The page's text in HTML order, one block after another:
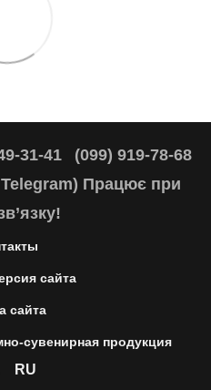
31-41
(099) 919-78-68
Telegram) Працює при
сайта
сайта
сувенирная продукция
RU